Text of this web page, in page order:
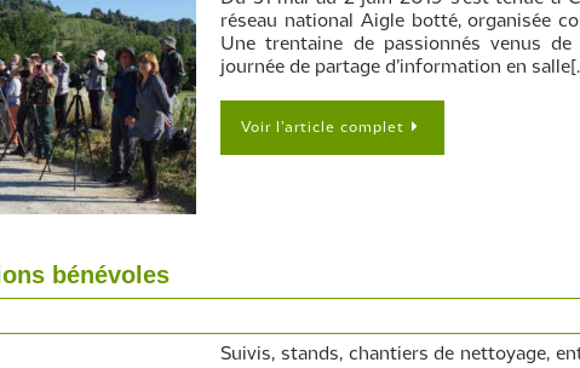
réseau national Aigle botté, organisée
Une trentaine de passionnés venus
journée de partage d’information en
Voir l’article complet
bénévoles
Suivis, stands, chantiers de nettoyage,